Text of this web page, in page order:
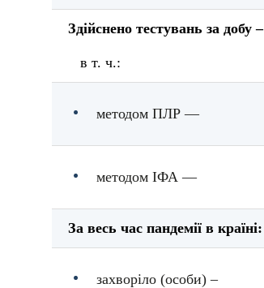
Здійснено тестувань за добу –
в т. ч.:
методом ПЛР —
методом ІФА —
За весь час пандемії в країні:
захворіло (особи) –